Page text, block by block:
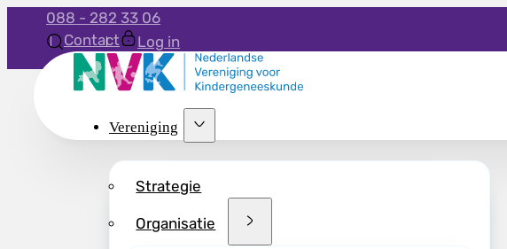
088 - 282 33 06
Contact
Log in
Vereniging
Strategie
Organisatie